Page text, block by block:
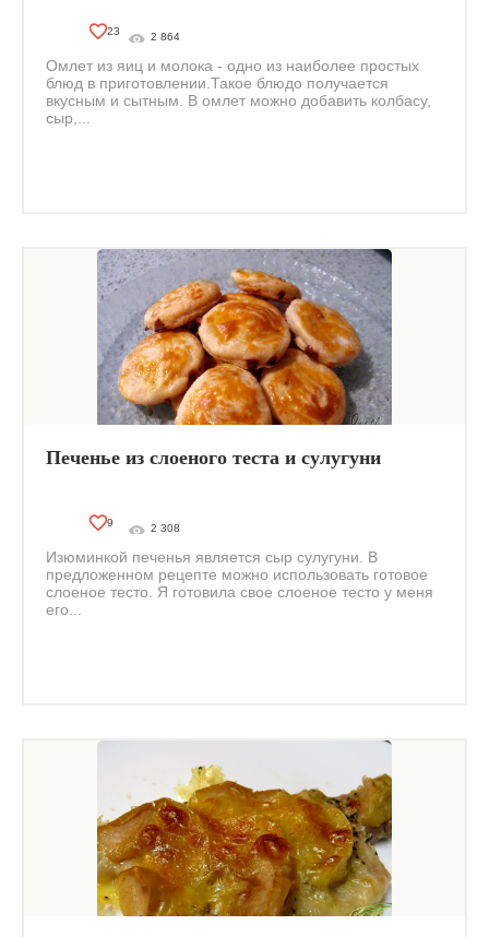
23 2 864
Омлет из яиц и молока - одно из наиболее простых
блюд в приготовлении.Такое блюдо получается
вкусным и сытным. В омлет можно добавить колбасу,
сыр,...
Печенье из слоеного теста и сулугуни
9 2 308
Изюминкой печенья является сыр сулугуни. В
предложенном рецепте можно использовать готовое
слоеное тесто. Я готовила свое слоеное тесто у меня
его...